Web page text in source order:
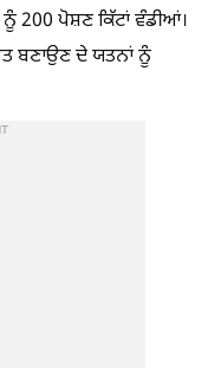
ਨੂੰ 200 ਪੋਸ਼ਣ ਕਿੱਟਾਂ ਵੰਡੀਆਂ।
ਬਣਾਉਣ ਦੇ ਯਤਨਾਂ ਨੂੰ